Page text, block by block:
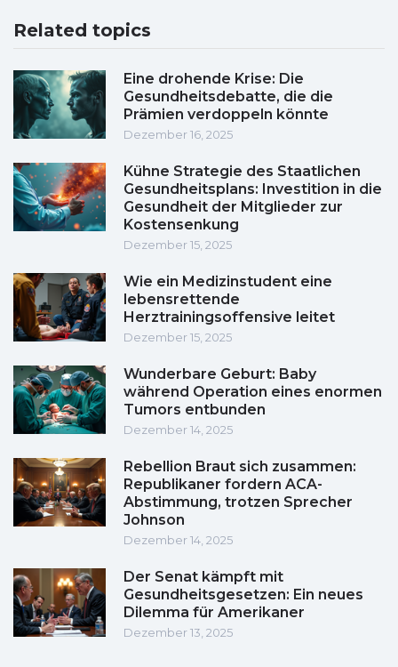
Related topics
Eine drohende Krise: Die
Gesundheitsdebatte, die die
Prämien verdoppeln könnte
Dezember 16, 2025
Kühne Strategie des Staatlichen
Gesundheitsplans: Investition in die
Gesundheit der Mitglieder zur
Kostensenkung
Dezember 15, 2025
Wie ein Medizinstudent eine
lebensrettende
Herztrainingsoffensive leitet
Dezember 15, 2025
Wunderbare Geburt: Baby
während Operation eines enormen
Tumors entbunden
Dezember 14, 2025
Rebellion Braut sich zusammen:
Republikaner fordern ACA-
Abstimmung, trotzen Sprecher
Johnson
Dezember 14, 2025
Der Senat kämpft mit
Gesundheitsgesetzen: Ein neues
Dilemma für Amerikaner
Dezember 13, 2025